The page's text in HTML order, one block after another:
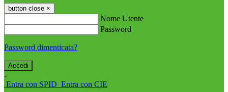
button close ×
Nome Utente
Password
Password dimenticata?
-
Entra con SPID Entra con CIE